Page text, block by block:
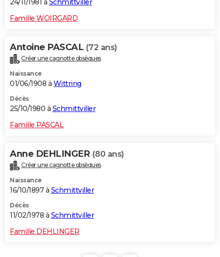
24/11/1981 à Schmittviller
Famille WOIRGARD
Antoine PASCAL (72 ans)
Créer une cagnotte obsèques
Naissance
01/06/1908 à Wittring
Décès
25/10/1980 à Schmittviller
Famille PASCAL
Anne DEHLINGER (80 ans)
Créer une cagnotte obsèques
Naissance
16/10/1897 à Schmittviller
Décès
11/02/1978 à Schmittviller
Famille DEHLINGER